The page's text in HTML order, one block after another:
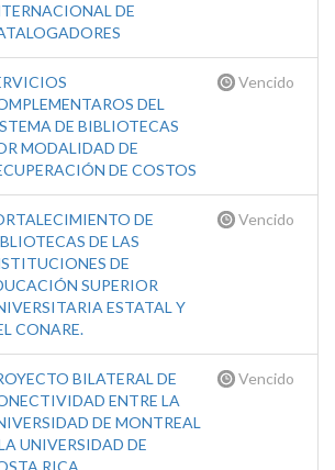
DE
DEL
DE BIBLIOTECAS
MODALIDAD DE
DE COSTOS
Vencido
DE
DE LAS
DE
SUPERIOR
ESTATAL Y
CONARE.
Vencido
BILATERAL DE
ENTRE LA
DE MONTREAL
UNIVERSIDAD DE
RICA
Vencido